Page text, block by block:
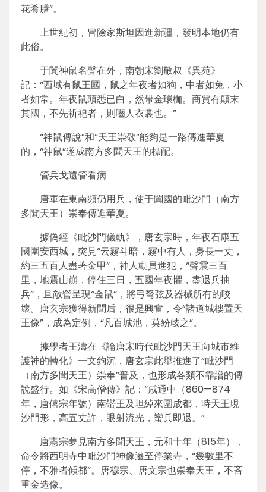
花肴膳”。
上世紀初，冒險家斯坦因進新疆，發明本地仍有
此俗。
于闐神鼠名聲在外，南朝宋劉敬叔《異苑》
記：“西域有鼠王國，鼠之年夜者如狗，中者如兔，小
者如常。年夜鼠頭悉已白，然帶金環枷。商賈有顛末
其國，不先祈祀者，則嚙人衣裳也。”
“神鼠傳說”和“天王崇敬”能夠是一路傳進華夏
的，“神鼠”遂成南方多聞天王的標配。
管兵戈還管看病
唐軍在東南頻仍用兵，使于闐國的毗沙門（南方
多聞天王）崇奉傳進華夏。
據偽經《毗沙門儀軌》，唐玄宗時，年夜石康五
國圍安西城，突見“云霧斗暗，霧中有人，身長一丈，
約三五百人盡著金甲”，神人動員進犯，“聲震三百
里，地震山崩，停住三日，五國年夜懼，盡退兵抽
兵”，且敵營呈現“金鼠”，將弓弩弦及器械所有的咬
壞。唐玄宗獲得新聞后，很是興奮，令“諸道城樓置天
王像”，成為定例，“凡百城池，莫紛歧之”。
據學者王濤在《論唐宋時代毗沙門天王向城市維
護神的轉化》一文鉤沉，唐玄宗此舉推進了“毗沙門
（南方多聞天王）崇奉”普及，也形成各類不靠譜的傳
說盛行。如《宋高僧傳》記：“咸通中（860—874
年，唐僖宗年號）南蠻王及坦綽來圍成都，時天王現
沙門形，高五丈許，眼射流光，蠻兵即退。”
唐憲宗夢見南方多聞天王，元和十年（815年），
命令將西明寺中毗沙門神像遷至停業寺，“幾數里不
停，不雅者傾都”。唐穆宗、唐文宗也崇奉天王，不吝
重金造像。